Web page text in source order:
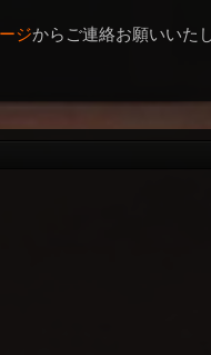
ジからご連絡お願いいた